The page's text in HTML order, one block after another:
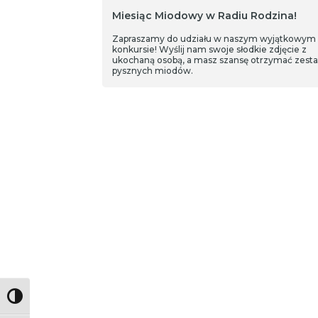
Toggle High Contrast
Miesiąc Miodowy w Radiu Rodzina!
Zapraszamy do udziału w naszym wyjątkowym
konkursie! Wyślij nam swoje słodkie zdjęcie z
ukochaną osobą, a masz szansę otrzymać
pysznych miodów.